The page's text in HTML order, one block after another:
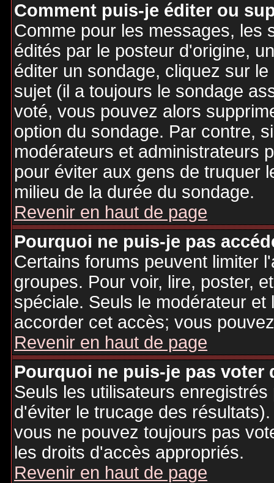
Comment puis-je éditer ou
Comme pour les messages, les
édités par le posteur d'origine,
éditer un sondage, cliquez sur
sujet (il a toujours le sondage
voté, vous pouvez alors
option du sondage. Par contre,
modérateurs et administrateurs
pour éviter aux gens de truquer
milieu de la durée du sondage.
Revenir en haut de page
Pourquoi ne puis-je pas
Certains forums peuvent limiter
groupes. Pour voir, lire, poster,
spéciale. Seuls le modérateur
accorder cet accès; vous
Revenir en haut de page
Pourquoi ne puis-je pas voter
Seuls les utilisateurs
d'éviter le trucage des
vous ne pouvez toujours pas
les droits d'accès appropriés.
Revenir en haut de page